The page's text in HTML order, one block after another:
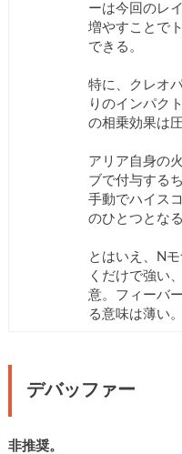
ーは今回のレ
増やすことで
できる。
特に、クレオ
りのインパク
の相乗効果は圧
アリア自身の
ブで付与する
手動でハイス
のひとつとな
とはいえ、N
くだけで強い
意。フィーバ
る意味は薄い。
デバッファー
非推奨。